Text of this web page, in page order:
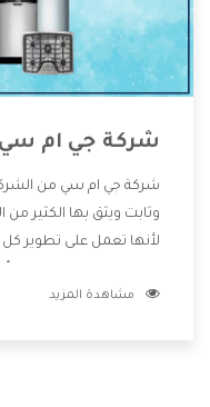
شركة جي ام سي
شركة جي ام سي من
وثابت ويثق بها الكثير
لأنها تعمل على تطوير كل
وتقدم للعملاء أقوى
مشاهدة المزيد